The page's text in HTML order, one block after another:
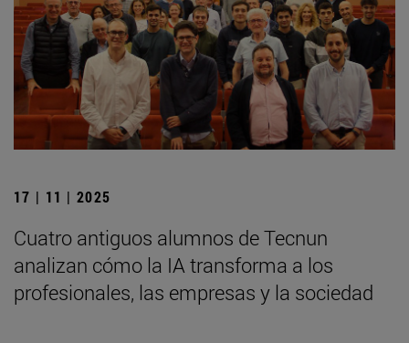
17 | 11 | 2025
Cuatro antiguos alumnos de Tecnun
analizan cómo la IA transforma a los
profesionales, las empresas y la sociedad